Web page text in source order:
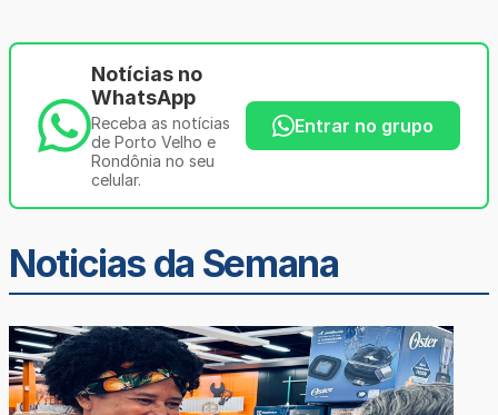
Notícias no
WhatsApp
Receba as notícias
de Porto Velho e
Rondônia no seu
celular.
Entrar no grupo
Noticias da Semana